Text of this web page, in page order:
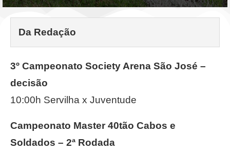
Da Redação
3º Campeonato Society Arena São José –
decisão
10:00h Servilha x Juventude
Campeonato Master 40tão Cabos e
Soldados – 2ª Rodada